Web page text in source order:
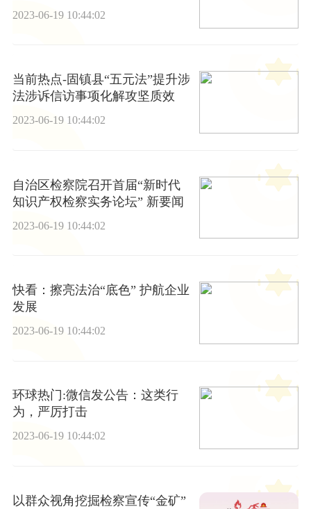
2023-06-19 10:44:02
当前热点-固镇县“五元法”提升涉
法涉诉信访事项化解攻坚质效
2023-06-19 10:44:02
自治区检察院召开首届“新时代
知识产权检察实务论坛” 新要闻
2023-06-19 10:44:02
快看：擦亮法治“底色” 护航企业
发展
2023-06-19 10:44:02
环球热门:微信发公告：这类行
为，严厉打击
2023-06-19 10:44:02
以群众视角挖掘检察宣传“金矿”